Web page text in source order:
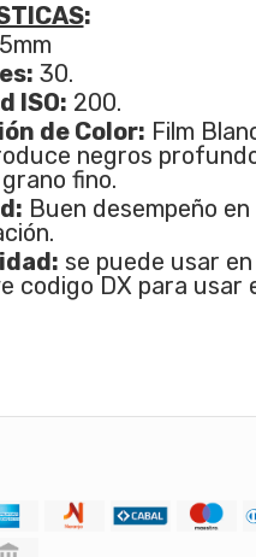
:
30.
ISO: 200.
de Color: Film
negros
fino.
Buen desempeño
se puede usar
codigo DX para usar